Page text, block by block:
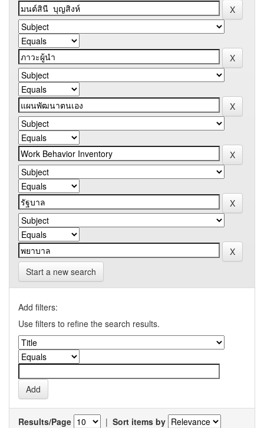
Start a new search
Add filters:
Use filters to refine the search results.
Results/Page | Sort items by